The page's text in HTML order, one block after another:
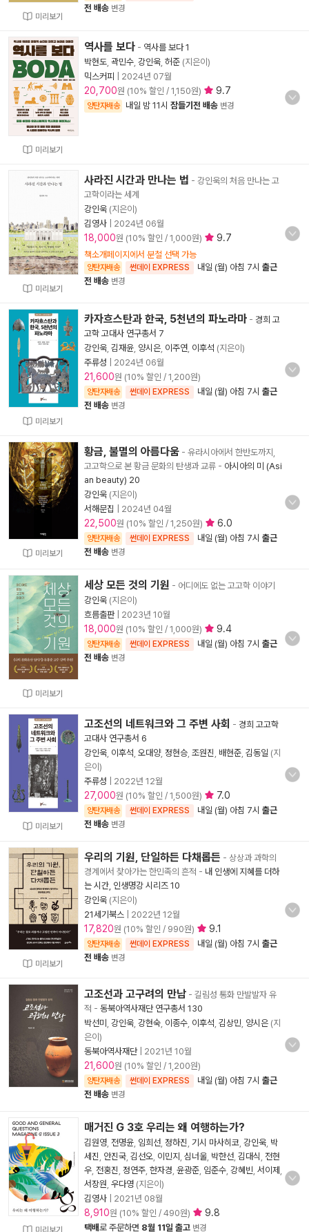
미리보기
전 배송 변경
미리보기
역사를 보다 - 역사를 보다 1
박현도 곽민수 강인욱 허준 (지은이)
믹스커피
2024년 07월
20,700원 (10% 할인 / 1,150원) 9.7
양탄자배송 내일 밤 11시 잠들기전 배송 변경
미리보기
사라진 시간과 만나는 법 - 강인욱의 처음 만나는 고
고학이라는 세계
강인욱 (지은이)
김영사
2024년 06월
18,000원 (10% 할인 / 1,000원) 9.7
책소개페이지에서 분철 선택 가능
양탄자배송 썬데이 EXPRESS 내일 (월) 아침 7시 출근
전 배송 변경
미리보기
카자흐스탄과 한국, 5천년의 파노라마 - 경희 고
고학 고대사 연구총서 7
강인욱 김재윤 양시은 이주연 이후석 (지은이)
주류성
2024년 06월
21,600원 (10% 할인 / 1,200원)
양탄자배송 썬데이 EXPRESS 내일 (월) 아침 7시 출근
전 배송 변경
미리보기
황금, 불멸의 아름다움 - 유라시아에서 한반도까지,
고고학으로 본 황금 문화의 탄생과 교류 - 아시아의 미 (Asi
an beauty) 20
강인욱 (지은이)
서해문집
2024년 04월
22,500원 (10% 할인 / 1,250원) 6.0
양탄자배송 썬데이 EXPRESS 내일 (월) 아침 7시 출근
전 배송 변경
미리보기
세상 모든 것의 기원 - 어디에도 없는 고고학 이야기
강인욱 (지은이)
흐름출판| 2023년 10월
18,000원 (10% 할인 / 1,000원) 9.4
양탄자배송 썬데이 EXPRESS 내일 (월) 아침 7시 출근
전 배송 변경
미리보기
고조선의 네트워크와 그 주변 사회 - 경희 고고학
고대사 연구총서 6
강인욱 이후석 오대양, 정현승 조원진 배현준 김동일 (지
은이)
주류성
2022년 12월
27,000원 (10% 할인 / 1,500원) 7.0
양탄자배송 썬데이 EXPRESS 내일 (월) 아침 7시 출근
전 배송 변경
미리보기
우리의 기원, 단일하든 다채롭든 - 상상과 과학의
경계에서 찾아가는 한민족의 흔적 - 내 인생에 지혜를 더하
는 시간, 인생명강 시리즈 10
강인욱 (지은이)
21세기북스
2022년 12월
17,820원 (10% 할인 / 990원) 9.1
양탄자배송 썬데이 EXPRESS 내일 (월) 아침 7시 출근
전 배송 변경
고조선과 고구려의 만남 - 길림성 통화 만발발자 유
적 - 동북아역사재단 연구총서 130
박선미
강인욱 강현숙 이종수 이후석 김상민 양시은 (지
은이)
동북아역사재단| 2021년 10월
21,600원 (10% 할인 / 1,200원)
양탄자배송 썬데이 EXPRESS 내일 (월) 아침 7시 출근
전 배송 변경
미리보기
매거진 G 3호 우리는 왜 여행하는가?
김원영 전명윤 임희선 정하진 기시 마사히코 강인욱 박
세진 안진국 김선오 이민지 심너울 박한선 김대식 전현
우 전홍진 정연주 한자경 윤광준 임준수 강혜빈 서이제
서장원 우다영 (지은이)
김영사
2021년 08월
8,910원 (10% 할인 / 490원) 9.8
택배로 주문하면 8월 11일 출고 변경